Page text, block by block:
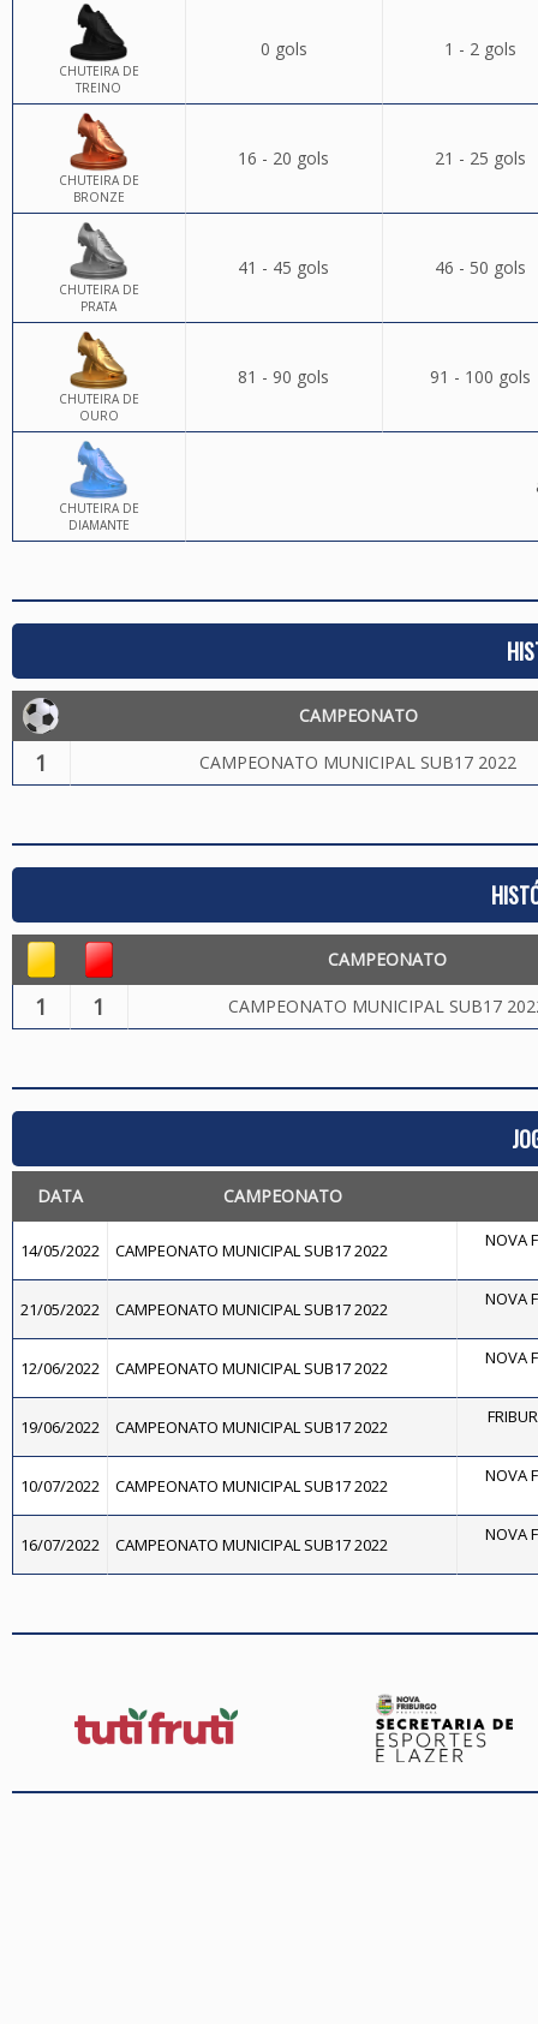
CHUTEIRA DE
TREINO
0 gols 1 - 2 gols
CHUTEIRA DE
BRONZE
16 - 20 gols 21 - 25 gols
CHUTEIRA DE
PRATA
41 - 45 gols 46 - 50 gols
CHUTEIRA DE
OURO
81 - 90 gols 91 - 100 gols
CHUTEIRA DE
DIAMANTE
CAMPEONATO
1 CAMPEONATO MUNICIPAL SUB17 2022
CAMPEONATO
1 1 CAMPEONATO MUNICIPAL SUB17
DATA CAMPEONATO
14/05/2022 CAMPEONATO MUNICIPAL SUB17 2022 NOVA
21/05/2022 CAMPEONATO MUNICIPAL SUB17 2022 NOVA
12/06/2022 CAMPEONATO MUNICIPAL SUB17 2022 NOVA
19/06/2022 CAMPEONATO MUNICIPAL SUB17 2022
10/07/2022 CAMPEONATO MUNICIPAL SUB17 2022 NOVA
16/07/2022 CAMPEONATO MUNICIPAL SUB17 2022 NOVA